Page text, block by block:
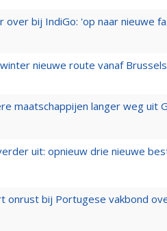
over bij IndiGo: 'op naar nieuwe
nieuwe route vanaf
maatschappijen langer weg uit
uit: opnieuw drie nieuwe
onrust bij Portugese vakbond